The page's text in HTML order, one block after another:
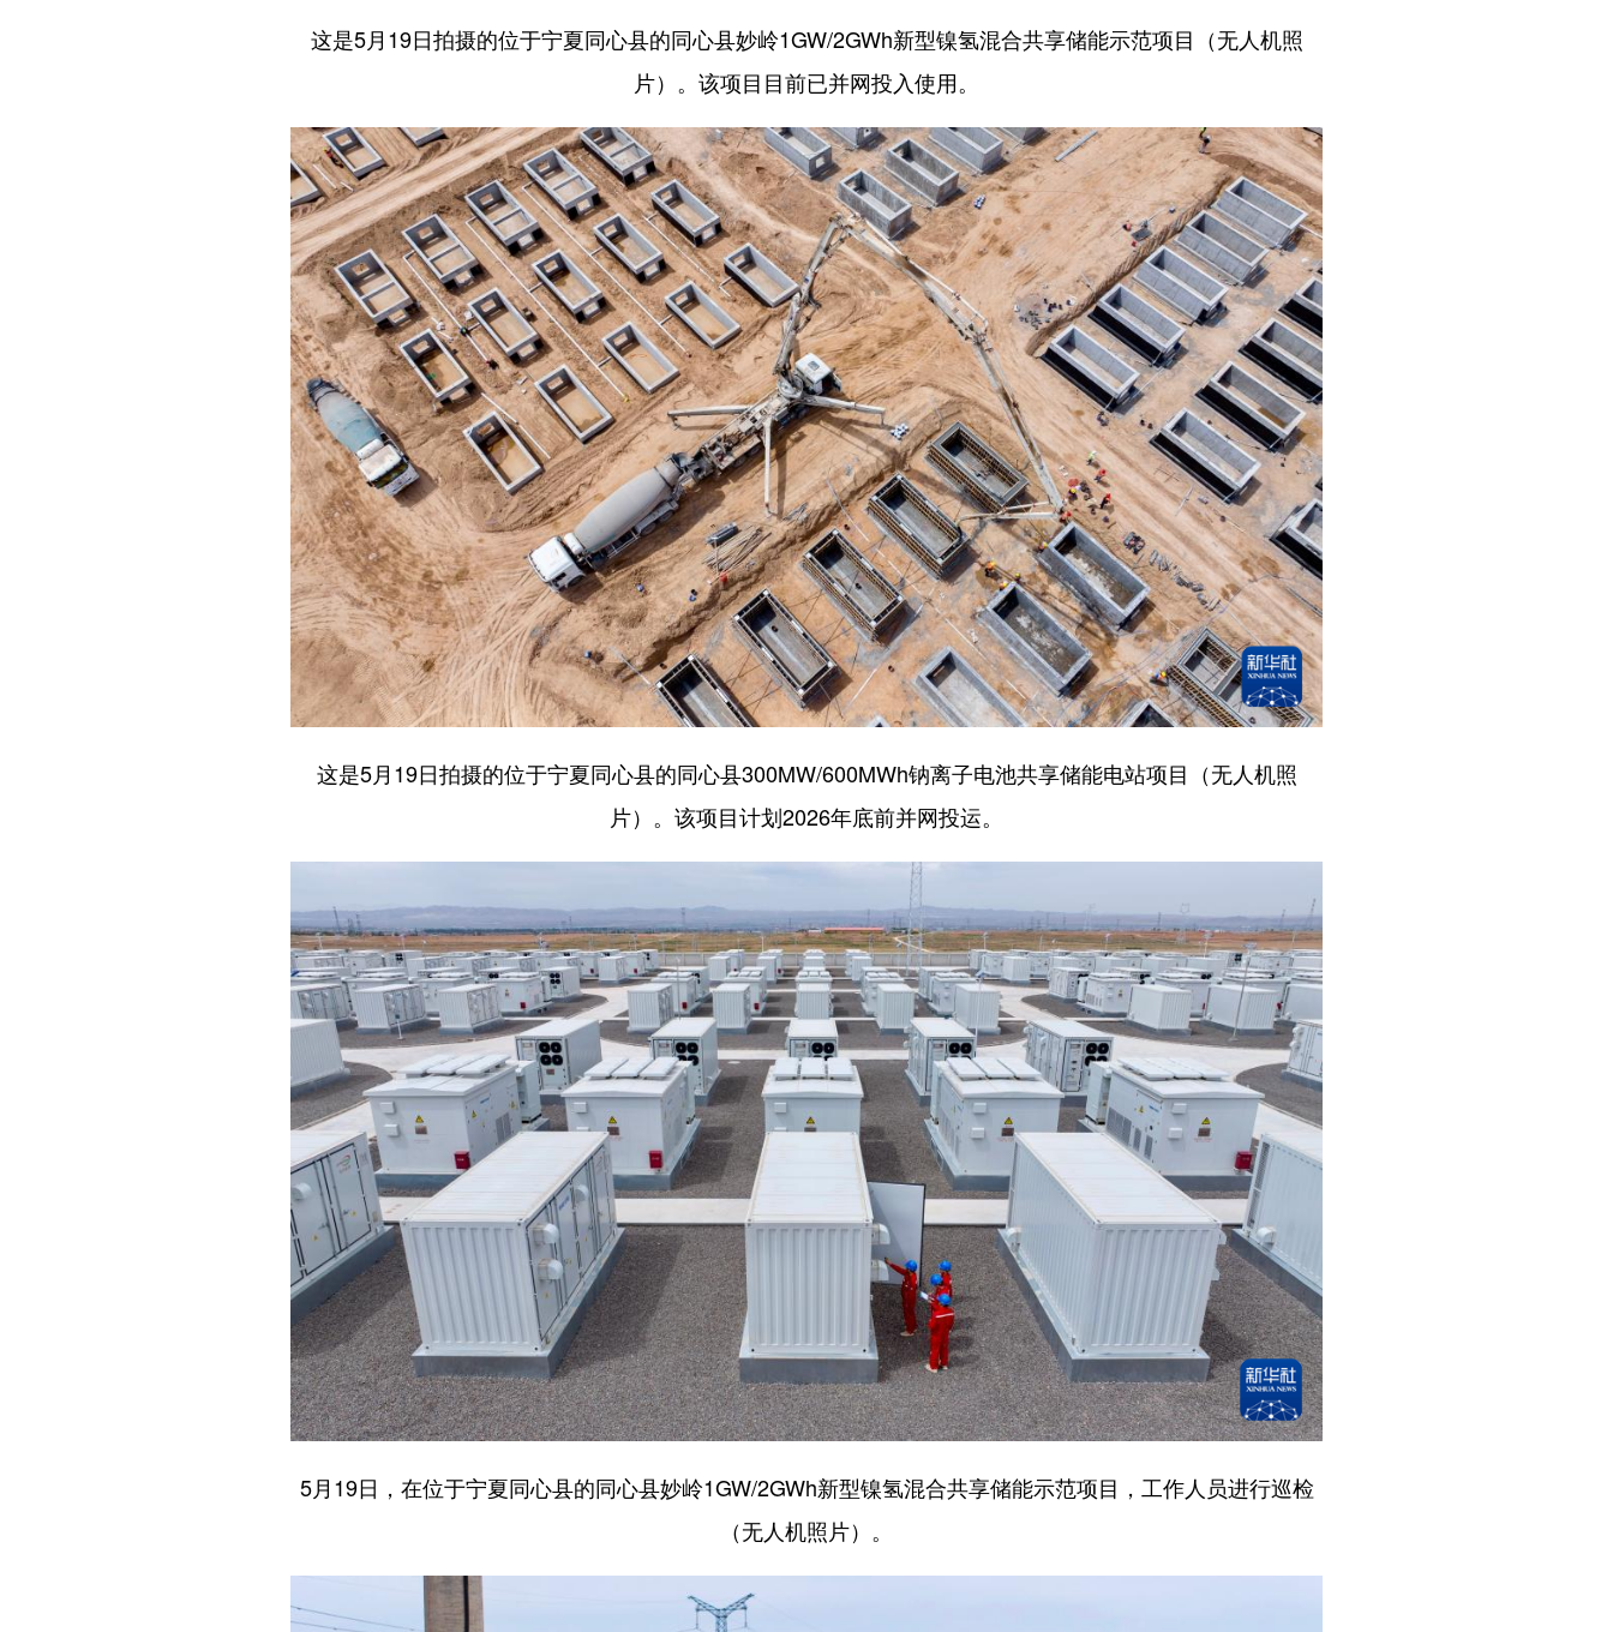
这是5月19日拍摄的位于宁夏同心县的同心县妙岭1GW/2GWh新型镍氢混合共享储能示范项目（无人机照
片）。该项目目前已并网投入使用。
这是5月19日拍摄的位于宁夏同心县的同心县300MW/600MWh钠离子电池共享储能电站项目（无人机照
片）。该项目计划2026年底前并网投运。
5月19日，在位于宁夏同心县的同心县妙岭1GW/2GWh新型镍氢混合共享储能示范项目，工作人员进行巡检
（无人机照片）。